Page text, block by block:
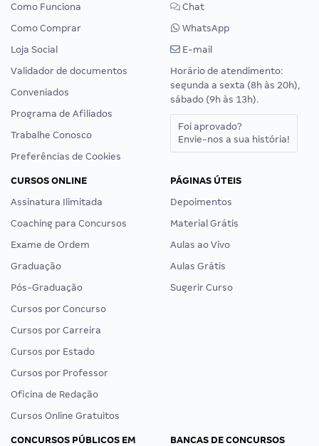
Como Funciona
Como Comprar
Loja Social
Validador de documentos
Conveniados
Programa de Afiliados
Trabalhe Conosco
Preferências de Cookies
Chat
WhatsApp
E-mail
Horário de atendimento:
segunda a sexta (8h às 20h),
sábado (9h às 13h).
Foi aprovado?
Envie-nos a sua história!
CURSOS ONLINE
Assinatura Ilimitada
Coaching para Concursos
Exame de Ordem
Graduação
Pós-Graduação
Cursos por Concurso
Cursos por Carreira
Cursos por Estado
Cursos por Professor
Oficina de Redação
Cursos Online Gratuitos
PÁGINAS ÚTEIS
Depoimentos
Material Grátis
Aulas ao Vivo
Aulas Grátis
Sugerir Curso
CONCURSOS PÚBLICOS EM
BANCAS DE CONCURSOS